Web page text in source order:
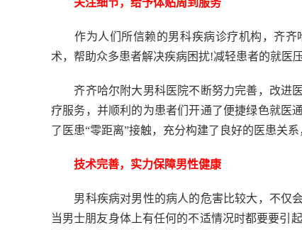
关注细节，给予体贴周到服务
作为人们所信赖的男科疾病诊疗机构，齐齐
术，帮助众多患者解决疾病困扰!减轻患者的就医
齐齐哈尔附大男科医院不断努力完善，改进医
疗服务，并顺利的为患者们开通了便捷绿色就医
了医患“零距离”接触，充分构建了良好的医患关
技术完善，实力保障男性健康
男科疾病对男性的病人的危害比较大，不仅会
当男士朋友身体上有任何的不适情况时都要要引